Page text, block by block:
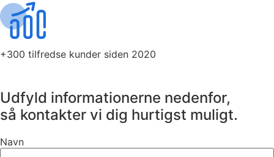
+300 tilfredse kunder siden 2020
Udfyld informationerne nedenfor,
så kontakter vi dig hurtigst muligt.
Navn